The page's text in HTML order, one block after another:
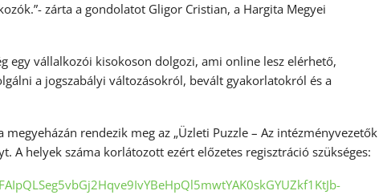
zárta a gondolatot Gligor Cristian, a Hargita Megyei
egy vállalkozói kisokoson dolgozi, ami online lesz elérhető,
a jogszabályi változásokról, bevált gyakorlatokról és a
rendezik meg az „Üzleti Puzzle – Az intézményvezetők
A helyek száma korlátozott ezért előzetes regisztráció szükséges: